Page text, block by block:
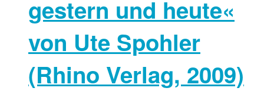
gestern und heute«
von Ute Spohler
(Rhino Verlag, 2009)